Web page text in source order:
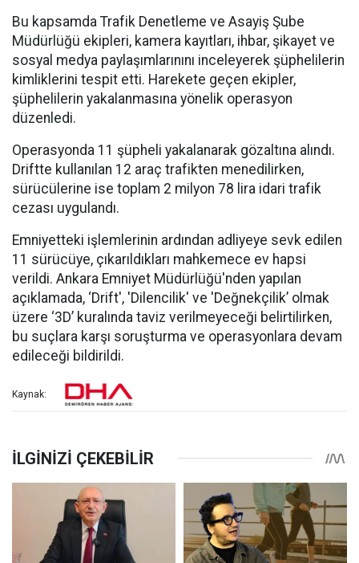
Bu kapsamda Trafik Denetleme ve Asayiş Şube
Müdürlüğü ekipleri, kamera kayıtları, ihbar, şikayet ve
sosyal medya paylaşımlarınını inceleyerek şüphelilerin
kimliklerini tespit etti. Harekete geçen ekipler,
şüphelilerin yakalanmasına yönelik operasyon
düzenledi.
Operasyonda 11 şüpheli yakalanarak gözaltına alındı.
Driftte kullanılan 12 araç trafikten menedilirken,
sürücülerine ise toplam 2 milyon 78 lira idari trafik
cezası uygulandı.
Emniyetteki işlemlerinin ardından adliyeye sevk edilen
11 sürücüye, çıkarıldıkları mahkemece ev hapsi
verildi. Ankara Emniyet Müdürlüğü'nden yapılan
açıklamada, ‘Drift', 'Dilencilik' ve 'Değnekçilik’ olmak
üzere ‘3D’ kuralında taviz verilmeyeceği belirtilirken,
bu suçlara karşı soruşturma ve operasyonlara devam
edileceği bildirildi.
Kaynak: